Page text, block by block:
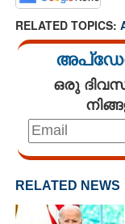
RELATED TOPICS:
ഒരു
RELATED NEWS